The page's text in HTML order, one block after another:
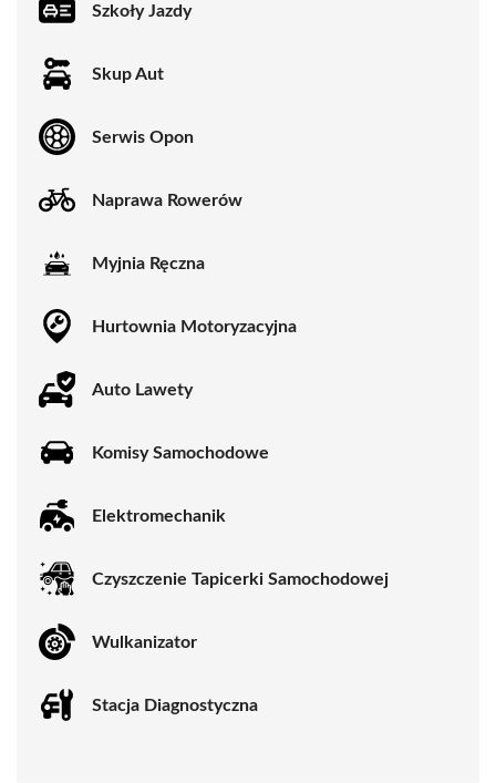
Szkoły Jazdy
Skup Aut
Serwis Opon
Naprawa Rowerów
Myjnia Ręczna
Hurtownia Motoryzacyjna
Auto Lawety
Komisy Samochodowe
Elektromechanik
Czyszczenie Tapicerki Samochodowej
Wulkanizator
Stacja Diagnostyczna